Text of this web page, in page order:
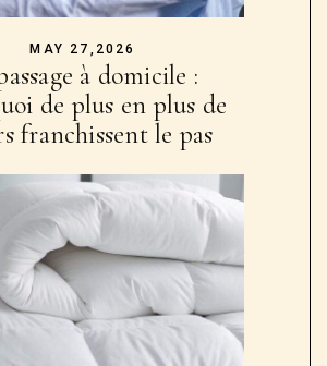
MAY 27,2026
à domicile :
de plus en plus de
franchissent le pas